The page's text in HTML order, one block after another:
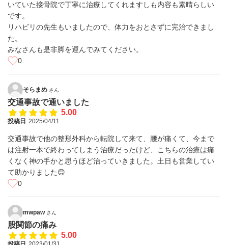
いていた接骨院で丁寧に治療してくれますしも内容も素晴らしい
です。
リハビリの先生もいましたので、体力をおとさずに完治できまし
た。
みなさんも是非脚を運んでみてください。
0
そらまめ さん
交通事故で通いました
5.00
投稿日 2025/04/11
交通事故で他の整形外科から転院して来て、腰が痛くて、今まで
は注射一本で終わってしまう治療だったけど、こちらの治療は痛
くなく神の手かと思うほど治っていきました。土日も営業してい
て助かりました😊
0
mwpaw さん
股関節の痛み
5.00